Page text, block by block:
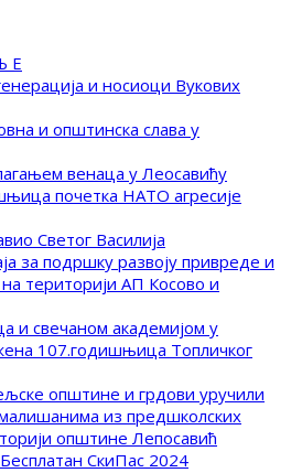
Е
и носиоци Вукових
и општинска слава у
венаца у Леосавићу
почетка НАТО агресије
Светог Василија
за подршку развоју привреде и
територији АП Косово и
и свечаном академијом у
107.годишњица Топличког
општине и грдови уручили
из предшколских
општине Лепосавић
СкиПас 2024